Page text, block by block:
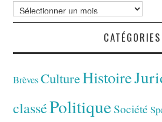
Archives
CATÉGORIES
Brèves CultureHistoire
classéPolitiqueSociété